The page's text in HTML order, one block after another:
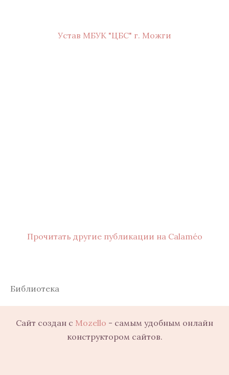
Устав МБУК "ЦБС" г. Можги
Прочитать другие публикации на Calaméo
Библиотека
Сайт создан с Mozello - самым удобным онлайн
конструктором сайтов.